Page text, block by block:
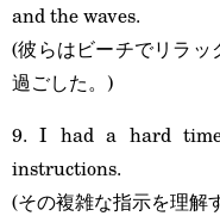
and the waves.
(彼らはビーチでリラ
過ごした。)
9. I had a hard time
instructions.
(その複雑な指示を理解